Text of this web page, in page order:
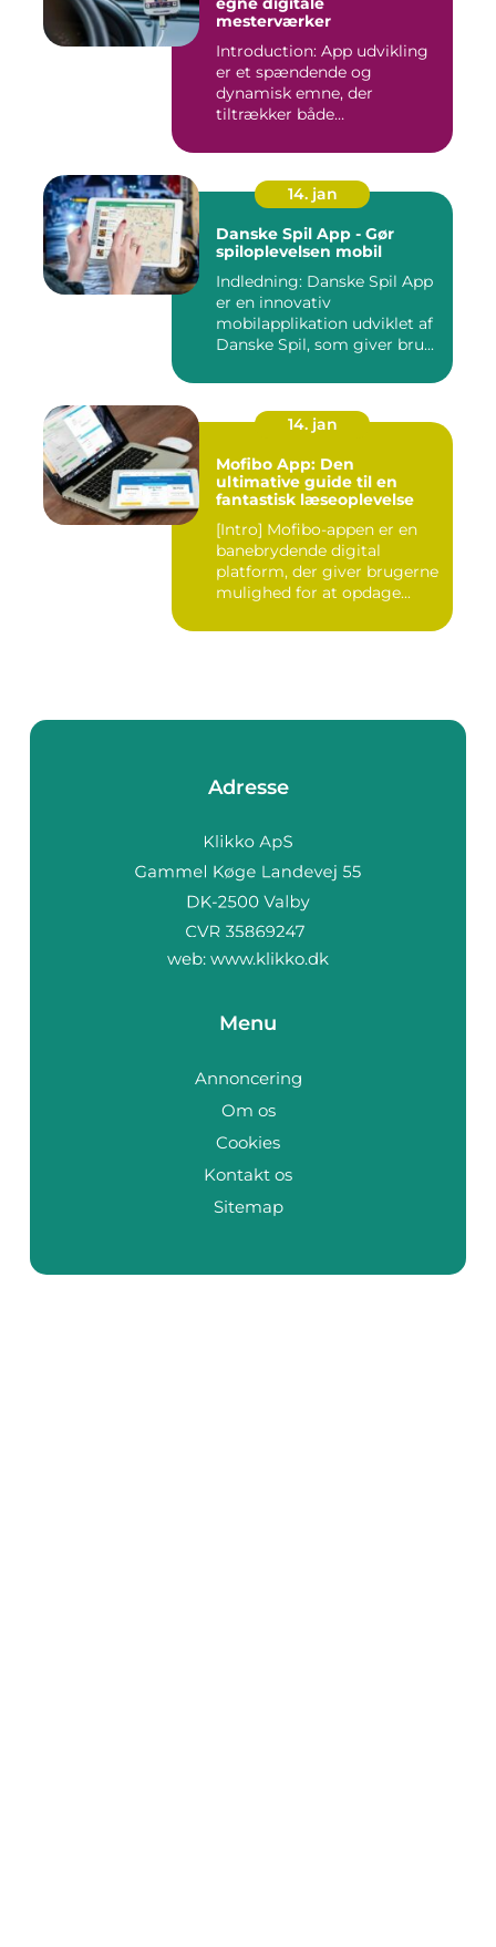
mesterværker
Introduction: App udvikling
er et spændende og
dynamisk emne, der
tiltrækker både
14. jan
Danske Spil App - Gør
spiloplevelsen mobil
Indledning: Danske Spil App
er en innovativ
mobilapplikation udviklet af
Danske Spil, som giver bru...
14. jan
Mofibo App: Den
ultimative guide til en
fantastisk læseoplevelse
[Intro] Mofibo-appen er en
banebrydende digital
platform, der giver brugerne
mulighed for at opdage...
Adresse
web: www.klikko.dk
Menu
Annoncering
Om os
Cookies
Kontakt os
Sitemap